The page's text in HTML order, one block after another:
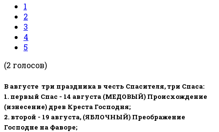
1
2
3
4
5
(2 голосов)
В августе три праздника в честь Спасителя, три Спаса:
1. первый Спас - 14 августа (МЕДОВЫЙ) Происхождение
(изнесение) древ Креста Господня;
2. второй - 19 августа, (ЯБЛОЧНЫЙ) Преображение
Господне на Фаворе;